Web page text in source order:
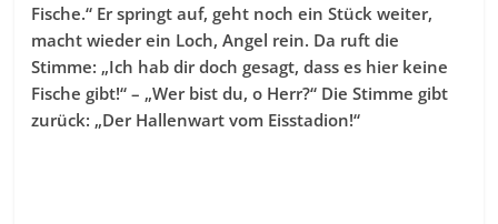
Fische.“ Er springt auf, geht noch ein Stück weiter,
macht wieder ein Loch, Angel rein. Da ruft die
Stimme: „Ich hab dir doch gesagt, dass es hier keine
Fische gibt!“ – „Wer bist du, o Herr?“ Die Stimme gibt
zurück: „Der Hallenwart vom Eisstadion!“